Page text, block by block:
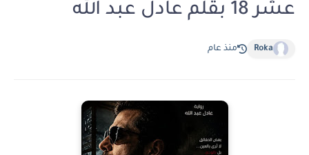
عشر 18 بقلم عادل عبد الله
Roka منذ عام